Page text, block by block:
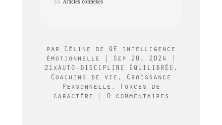
par Céline de QE intelligence
émotionnelle
Sep 20, 2024
21xAUTO-DISCIPLINE ÉQUILIBRÉE ,
Coaching de vie , Croissance
Personnelle ,
Forces de
caractère
0 commentaires